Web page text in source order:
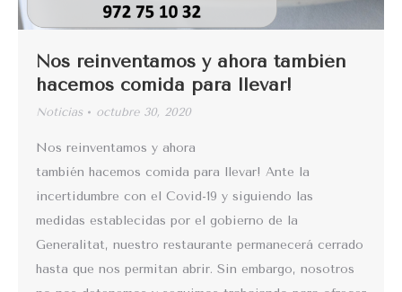
Nos reinventamos y ahora también
hacemos comida para llevar!
Noticias octubre 30, 2020
Nos reinventamos y ahora
también hacemos comida para llevar! Ante la
incertidumbre con el Covid-19 y siguiendo las
medidas establecidas por el gobierno de la
Generalitat, nuestro restaurante permanecerá cerrado
hasta que nos permitan abrir. Sin embargo, nosotros